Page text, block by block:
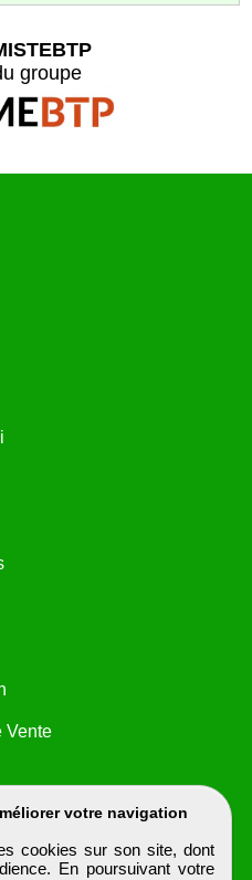
votre navigation
cookies sur son site, dont
En poursuivant votre
groupe
Vente